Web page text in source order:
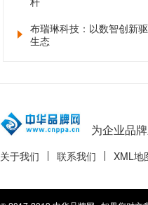
布瑞琳科技：以数智创新
生态
为企业品
关于我们 联系我们 XML地